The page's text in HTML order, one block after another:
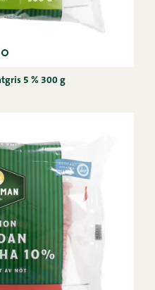
5 % 300 g